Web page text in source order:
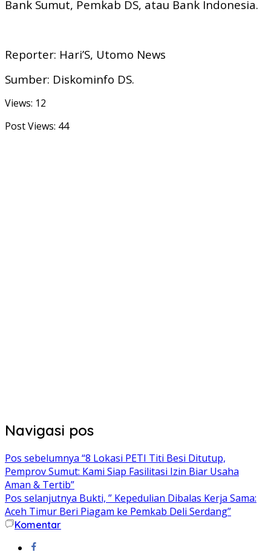
Bank Sumut, Pemkab DS, atau Bank Indonesia.
Reporter: Hari’S, Utomo News
Sumber: Diskominfo DS.
Views: 12
Post Views: 44
Navigasi pos
Pos sebelumnya “8 Lokasi PETI Titi Besi Ditutup,
Pemprov Sumut: Kami Siap Fasilitasi Izin Biar Usaha
Aman & Tertib”
Pos selanjutnya Bukti, ” Kepedulian Dibalas Kerja Sama:
Aceh Timur Beri Piagam ke Pemkab Deli Serdang”
Komentar